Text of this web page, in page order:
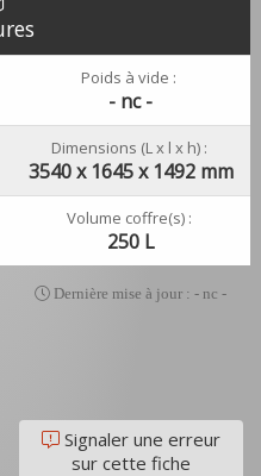
Poids à vide :
- nc -
Dimensions (L x l x h) :
3540 x 1645 x 1492 mm
Volume coffre(s) :
250 L
Dernière mise à jour : - nc -
Signaler une erreur
sur cette fiche